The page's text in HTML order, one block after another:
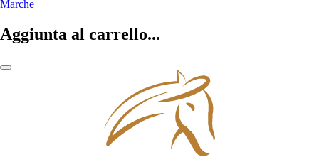
Marche
Aggiunta al carrello...